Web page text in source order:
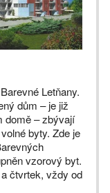
Letňany.
dům – je již
domě – zbývají
byty. Zde je
vzorový byt.
čtvrtek, vždy od